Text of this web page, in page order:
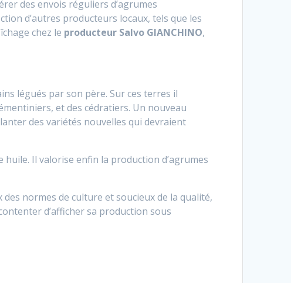
des envois réguliers d’agrumes
d’autres producteurs locaux, tels que les
chez le producteur Salvo GIANCHINO,
légués par son père. Sur ces terres il
et des cédratiers. Un nouveau
des variétés nouvelles qui devraient
Il valorise enfin la production d’agrumes
normes de culture et soucieux de la qualité,
d’afficher sa production sous